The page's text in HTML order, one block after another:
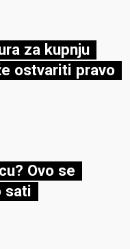
za kupnju
ostvariti pravo
Ovo se
sati